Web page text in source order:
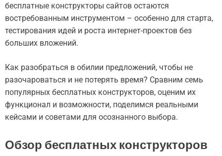
бесплатные конструкторы сайтов остаются
востребованным инструментом – особенно для старта,
тестирования идей и роста интернет-проектов без
больших вложений.
Как разобраться в обилии предложений, чтобы не
разочароваться и не потерять время? Сравним семь
популярных бесплатных конструкторов, оценим их
функционал и возможности, поделимся реальными
кейсами и советами для осознанного выбора.
Обзор бесплатных конструкторов